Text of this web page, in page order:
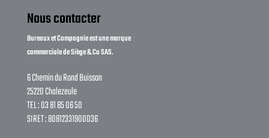
Nous contacter
Bureaux et Compagnie est une marque
commerciale de Siège & Co SAS.
6 Chemin du Rond Buisson
25220 Chalezeule
TEL : 03 81 85 06 50
SIRET : 80812331900036